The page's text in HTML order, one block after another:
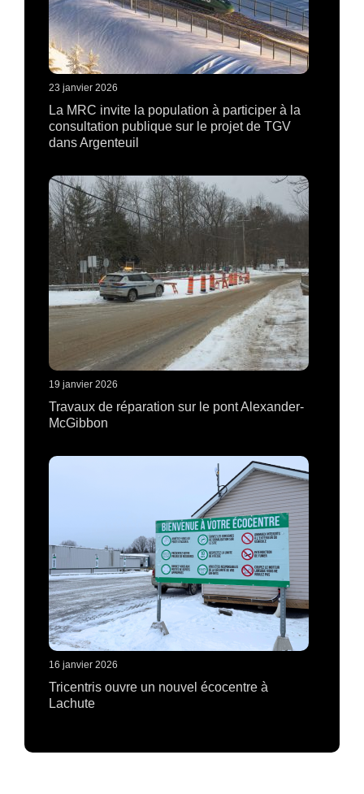
23 janvier 2026
La MRC invite la population à participer à la
consultation publique sur le projet de TGV
dans Argenteuil
19 janvier 2026
Travaux de réparation sur le pont Alexander-
McGibbon
16 janvier 2026
Tricentris ouvre un nouvel écocentre à
Lachute